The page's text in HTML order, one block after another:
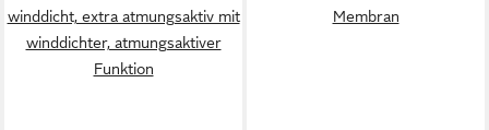
winddicht, extra atmungsaktiv mit
winddichter, atmungsaktiver
Funktion
Membran